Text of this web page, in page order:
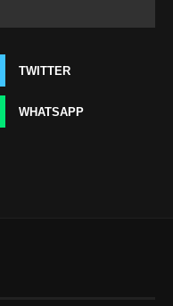
TWITTER
WHATSAPP